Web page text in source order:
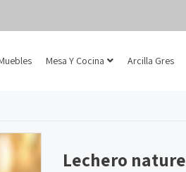
Mesa Y Cocina Arcilla Gres
Lechero nature